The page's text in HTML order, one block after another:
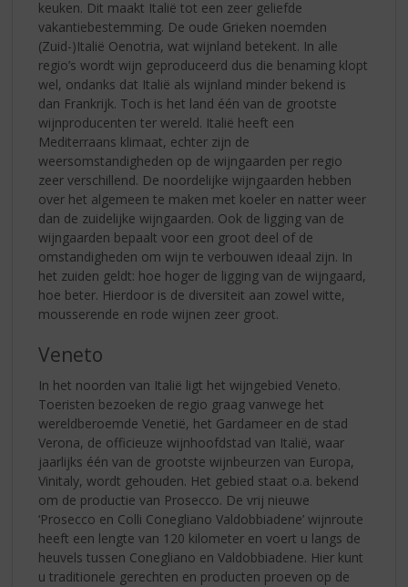
keuken. Dit maakt Italië tot een zeer geliefde
vakantiebestemming. De oude Grieken noemden
(Zuid-)Italië Oenotria, wat wijnland betekent. In alle
regio’s wordt wijn geproduceerd dus die benaming klopt
wel, ondanks dat Italië als wijnland minder bekend is
dan Frankrijk. Toch is het land één van de grootste
wijnproducenten ter wereld. Italië heeft een
Mediterraans klimaat, echter zijn de
weersomstandigheden op de wijngaarden per regio
zeer verschillend. De noordelijke wijngaarden hebben
over het algemeen te maken met koeler en natter weer
dan de zuidelijke wijngaarden. Ook de ligging van de
wijngaarden bepaalt voor een groot deel of de
omstandigheden om wijn te verbouwen ideaal zijn. In
het zuiden geldt: hoe hoger de ligging van de wijngaard,
hoe beter. Hierdoor is de diversiteit aan zowel witte,
mousserende en rode wijnen zeer groot.
Veneto
In het noorden van Italië ligt het wijngebied Veneto.
Toeristen bezoeken de regio graag vanwege het
wereldberoemde Venetië, het Gardameer en de stad
Verona, de officieuze wijnhoofdstad van Italië, waar
jaarlijks één van de grootste wijnbeurzen van Europa,
Vinitaly, wordt gehouden. Het gebied staat o.a. bekend
om de productie van Prosecco. De vrij nieuwe
‘Prosecco en Colli Conegliano Valdobbiadene’ wijnroute
heeft een lengte van 120 kilometer en voert u langs de
heuvels tussen Conegliano en Valdobbiadene. Hier kunt
u traditionele gerechten en producten proeven op de